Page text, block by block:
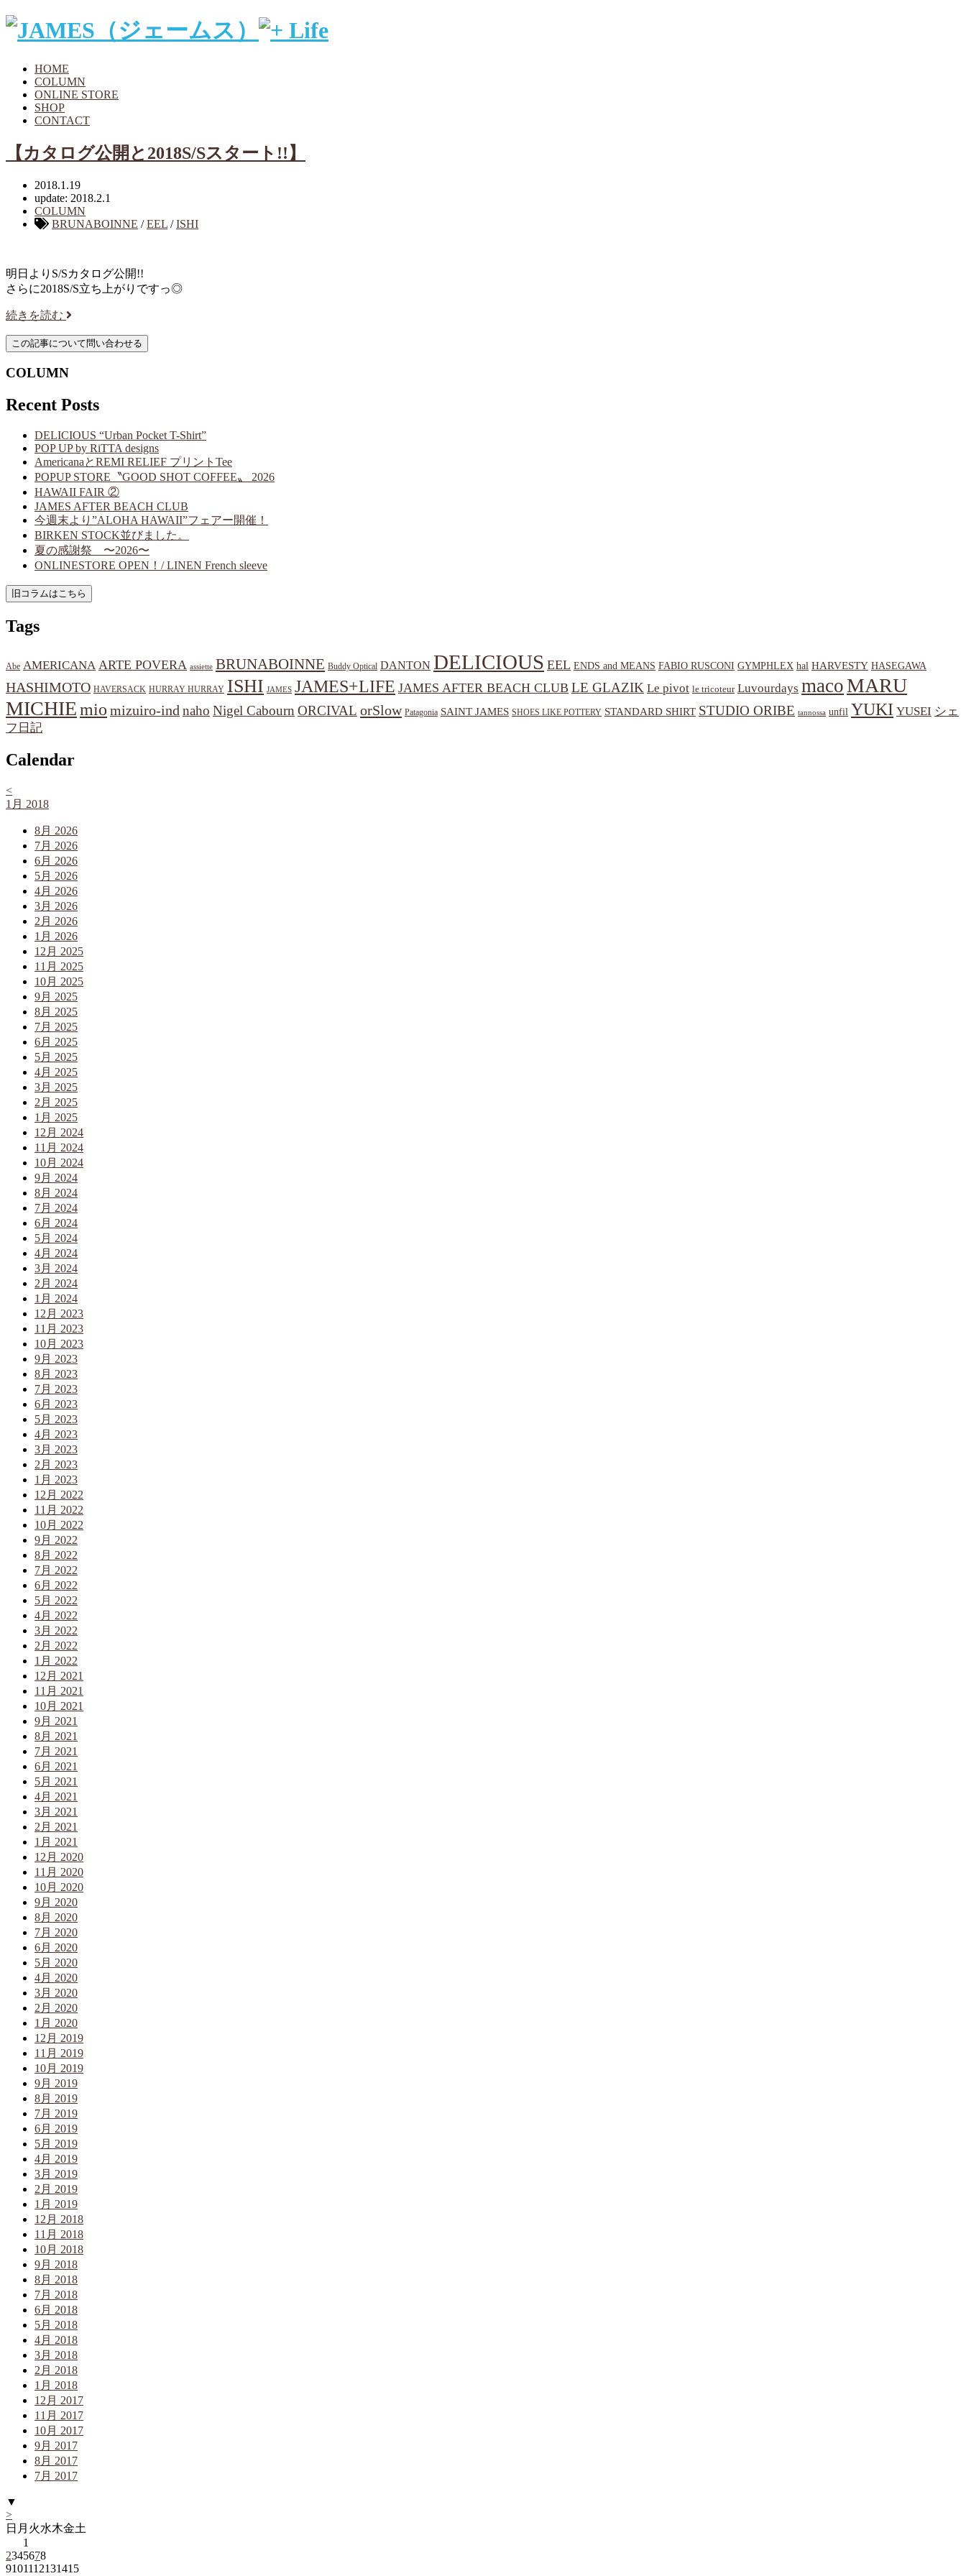
HOME
COLUMN
ONLINE STORE
SHOP
CONTACT
【カタログ公開と2018S/Sスタート!!】
2018.1.19
update: 2018.2.1
COLUMN
BRUNABOINNE /EEL /ISHI
明日よりS/Sカタログ公開!!
さらに2018S/S立ち上がりですっ◎
続きを読む
COLUMN
Recent Posts
DELICIOUS “Urban Pocket T-Shirt”
POP UP by RiTTA designs
AmericanaとREMI RELIEF プリントTee
POPUP STORE〝GOOD SHOT COFFEE〟 2026
HAWAII FAIR ②
JAMES AFTER BEACH CLUB
今週末より”ALOHA HAWAII”フェアー開催！
BIRKEN STOCK並びました。
夏の感謝祭 〜2026〜
ONLINESTORE OPEN！/ LINEN French sleeve
Tags
Abe AMERICANA ARTE POVERA assiette BRUNABOINNE Buddy Optical DANTON DELICIOUS EEL ENDS and MEANS FABIO RUSCONI GYMPHLEX hal HARVESTY HASEGAWA
HASHIMOTO HAVERSACK HURRAY HURRAY ISHI JAMES JAMES+LIFE JAMES AFTER BEACH CLUB LE GLAZIK Le pivot le tricoteur Luvourdays macoMARU
MICHIEmio mizuiro-ind naho Nigel Cabourn ORCIVAL orSlow Patagonia SAINT JAMES SHOES LIKE POTTERY STANDARD SHIRT STUDIO ORIBE tannossa unfil YUKI YUSEI シェ
フ日記
Calendar
<
1月 2018
8月 2026
7月 2026
6月 2026
5月 2026
4月 2026
3月 2026
2月 2026
1月 2026
12月 2025
11月 2025
10月 2025
9月 2025
8月 2025
7月 2025
6月 2025
5月 2025
4月 2025
3月 2025
2月 2025
1月 2025
12月 2024
11月 2024
10月 2024
9月 2024
8月 2024
7月 2024
6月 2024
5月 2024
4月 2024
3月 2024
2月 2024
1月 2024
12月 2023
11月 2023
10月 2023
9月 2023
8月 2023
7月 2023
6月 2023
5月 2023
4月 2023
3月 2023
2月 2023
1月 2023
12月 2022
11月 2022
10月 2022
9月 2022
8月 2022
7月 2022
6月 2022
5月 2022
4月 2022
3月 2022
2月 2022
1月 2022
12月 2021
11月 2021
10月 2021
9月 2021
8月 2021
7月 2021
6月 2021
5月 2021
4月 2021
3月 2021
2月 2021
1月 2021
12月 2020
11月 2020
10月 2020
9月 2020
8月 2020
7月 2020
6月 2020
5月 2020
4月 2020
3月 2020
2月 2020
1月 2020
12月 2019
11月 2019
10月 2019
9月 2019
8月 2019
7月 2019
6月 2019
5月 2019
4月 2019
3月 2019
2月 2019
1月 2019
12月 2018
11月 2018
10月 2018
9月 2018
8月 2018
7月 2018
6月 2018
5月 2018
4月 2018
3月 2018
2月 2018
1月 2018
12月 2017
11月 2017
10月 2017
9月 2017
8月 2017
7月 2017
▼
>
日 月 火水木金土
1
2345678
9101112131415